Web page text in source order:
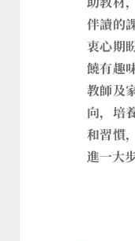
伴讀的
衷心期
饒有趣
教師及
向，培
和習慣
進一大步